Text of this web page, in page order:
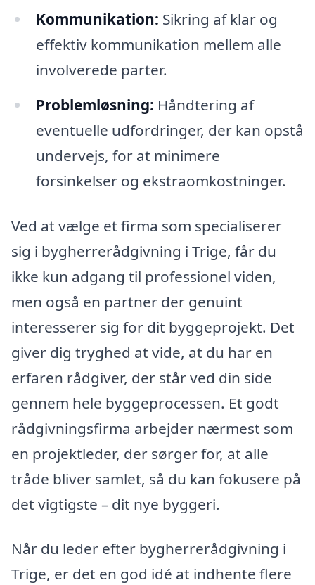
Kommunikation: Sikring af klar og
effektiv kommunikation mellem alle
involverede parter.
Problemløsning: Håndtering af
eventuelle udfordringer, der kan opstå
undervejs, for at minimere
forsinkelser og ekstraomkostninger.
Ved at vælge et firma som specialiserer
sig i bygherrerådgivning i Trige, får du
ikke kun adgang til professionel viden,
men også en partner der genuint
interesserer sig for dit byggeprojekt. Det
giver dig tryghed at vide, at du har en
erfaren rådgiver, der står ved din side
gennem hele byggeprocessen. Et godt
rådgivningsfirma arbejder nærmest som
en projektleder, der sørger for, at alle
tråde bliver samlet, så du kan fokusere på
det vigtigste – dit nye byggeri.
Når du leder efter bygherrerådgivning i
Trige, er det en god idé at indhente flere